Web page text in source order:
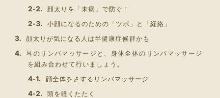
顔太りを「未病」で防ぐ！
小顔になるのための「ツボ」と「経絡」
顔太りが気になる人は半健康症候群かも
耳のリンパマッサージと、身体全体のリンパマッサージ
を組み合わせて行いましょう。
顔全体をさするリンパマッサージ
頭を軽くたたく